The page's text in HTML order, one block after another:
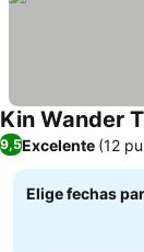
Kin Wander
9,5Excelente (12
Elige fechas